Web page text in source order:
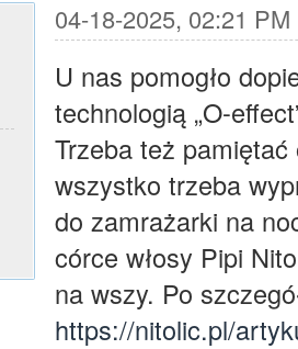
04-18-2025, 02:21 PM
U nas pomogło
technologią „O-
Trzeba też
wszystko trzeba
do zamrażarki na
córce włosy Pipi
na wszy. Po
https://nitolic.pl/